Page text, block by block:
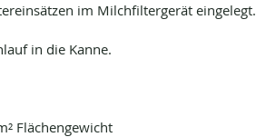
im Milchfiltergerät eingelegt.
in die Kanne.
Flächengewicht